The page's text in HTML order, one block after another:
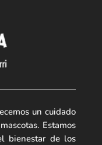
un cuidado
Estamos
bienestar de los